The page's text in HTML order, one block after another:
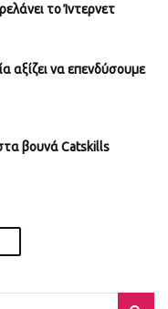
το Ίντερνετ
αξίζει να επενδύσουμε
βουνά Catskills